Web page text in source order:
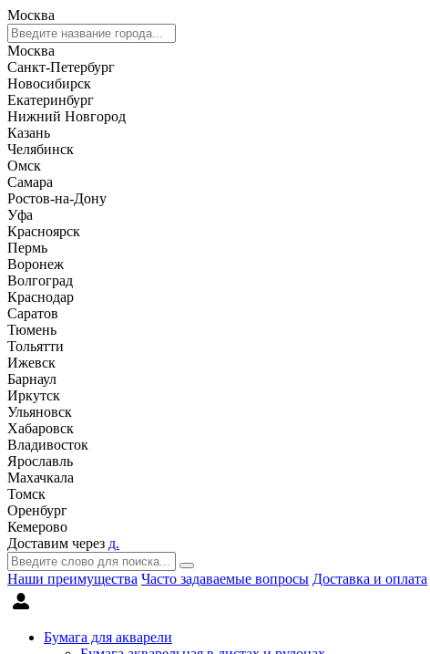
Москва
Москва
Санкт-Петербург
Новосибирск
Екатеринбург
Нижний Новгород
Казань
Челябинск
Омск
Самара
Ростов-на-Дону
Уфа
Красноярск
Пермь
Воронеж
Волгоград
Краснодар
Саратов
Тюмень
Тольятти
Ижевск
Барнаул
Иркутск
Ульяновск
Хабаровск
Владивосток
Ярославль
Махачкала
Томск
Оренбург
Кемерово
Доставим через д.
Наши преимущества Часто задаваемые вопросы Доставка и оплата
Бумага для акварели